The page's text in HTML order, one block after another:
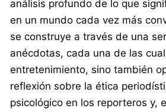
análisis profundo de lo que
en un mundo cada vez más
se construye a través de una
anécdotas, cada una de las
entretenimiento, sino también
reflexión sobre la ética
psicológico en los reporteros y,